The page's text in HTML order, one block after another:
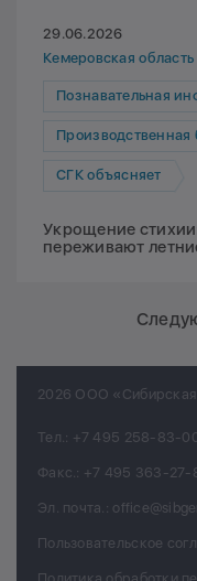
29.06.2026
Кемеровская область
Познавательная
Производственная
СГК объясняет
Укрощение
переживают
2026 ООО
Тел.: +7 495 258-83-
Факс.: +7 495 363-27-
Эл. почта.:
Пользовательское